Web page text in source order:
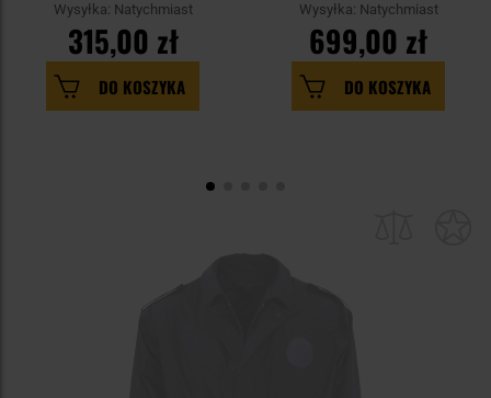
Wysyłka: Natychmiast
315,00 zł
DO KOSZYKA
Wysyłka: Natychmiast
699,00 zł
DO KOSZYKA